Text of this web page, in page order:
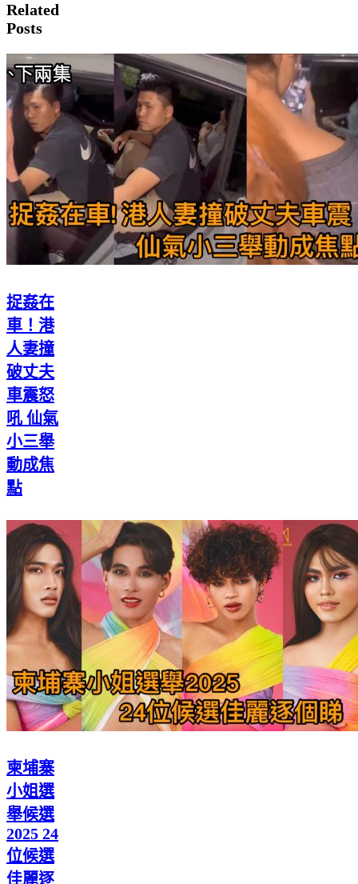
Related
Posts
捉姦在
車！港
人妻撞
破丈夫
車震怒
吼 仙氣
小三舉
動成焦
點
柬埔寨
小姐選
舉候選
2025 24
位候選
佳麗逐